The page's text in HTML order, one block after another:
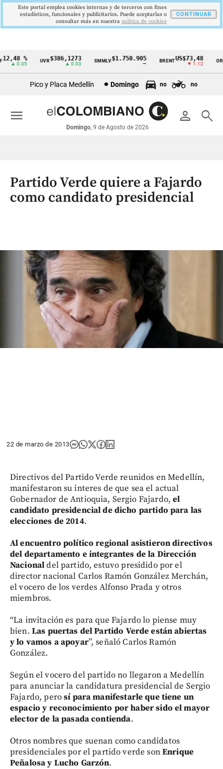
Cintillo
económicos
Colombia
%
▲ 0.05
UVR$386,1273
▲ 0.03
SMMLV$1.750.905 BRENTUS$73,48
▼ 1.12
ORO
Pico y Placa Medellín Domingo no no
person search
Domingo, 9 de Agosto de 2026
menu
Partido Verde quiere a Fajardo
como candidato presidencial
22 de marzo de 2013
Directivos del Partido Verde reunidos en Medellín,
manifestaron su interes de que sea el actual
Gobernador de Antioquia, Sergio Fajardo,el
candidato presidencial de dicho partido para las
elecciones de 2014.
Al encuentro político regional asistieron directivos
del departamento e integrantes de la Dirección
Nacionaldel partido, estuvo presidido por el
director nacional Carlos Ramón González Merchán,
el vocero de los verdes Alfonso Prada y otros
miembros.
“La invitación es para que Fajardo lo piense muy
bien. Las puertas del Partido Verde están abiertas
y lo vamos a apoyar”, señaló Carlos Ramón
González.
Según el vocero del partido no llegaron a Medellín
para anunciar la candidatura presidencial de Sergio
Fajardo, perosí para manifestarle que tiene un
espacio y reconocimiento por haber sido el mayor
elector de la pasada contienda.
Otros nombres que suenan como candidatos
presidenciales por el partido verde sonEnrique
Peñalosa y Lucho Garzón.
Este portal emplea cookies internas y de terceros con fines
estadísticos, funcionales y publicitarios. Puede aceptarlas o
consultar más en nuestra politica de cookies
CONTINUAR